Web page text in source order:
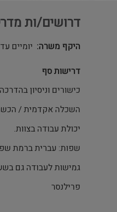
דרושים/ות
היקף משרה יומיים עד
דרישות סף
כישורים וניסיון
השכלה אקדמית /
יכולת עבודה בצוות.
שפות: עברית ברמת
גמישות לעבודה גם
פרילנסר